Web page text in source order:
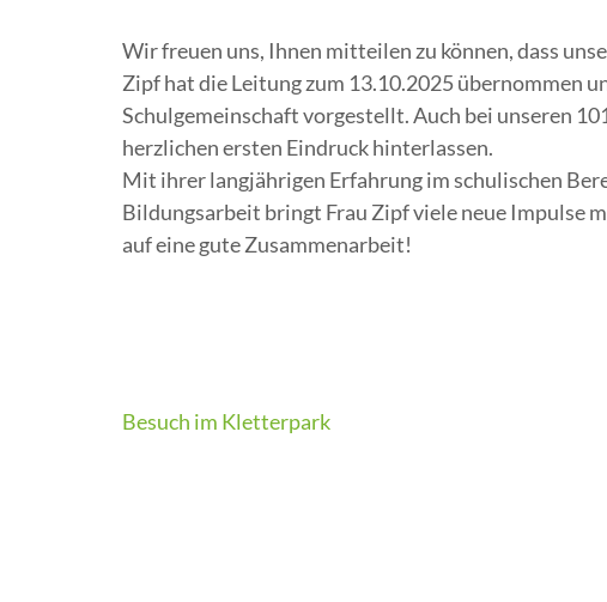
Wir freuen uns, Ihnen mitteilen zu können, dass
Zipf hat die Leitung zum 13.10.2025 übernommen
Schulgemeinschaft vorgestellt. Auch bei unseren
herzlichen ersten Eindruck hinterlassen.
Mit ihrer langjährigen Erfahrung im schulischen
Bildungsarbeit bringt Frau Zipf viele neue Impulse
auf eine gute Zusammenarbeit!
Beitragsnavigation
Besuch im Kletterpark